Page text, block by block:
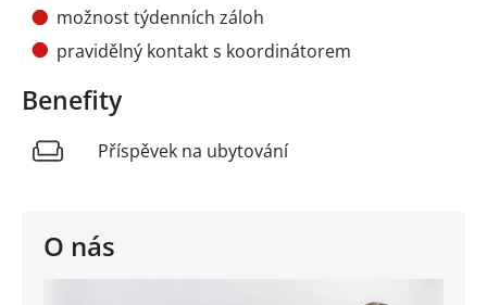
O nás
možnost týdenních záloh
pravidělný kontakt s koordinátorem
Benefity
Příspěvek na ubytování